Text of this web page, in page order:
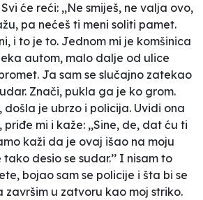
će reći: ,,Ne smiješ, ne valja ovo,
pa nećeš ti meni soliti pamet.
i to je to. Jednom mi je komšinica
autom, malo dalje od ulice
Ja sam se slučajno zatekao
Znači, pukla ga je ko grom.
je ubrzo i policija. Uvidi ona
mi i kaže: ,,Sine, de, dat ću ti
kaži da je ovaj išao na moju
desio se sudar.’’ I nisam to
bojao sam se policije i šta bi se
završim u zatvoru kao moj striko.